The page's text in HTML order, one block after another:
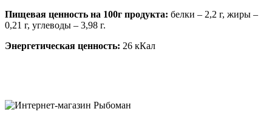
Пищевая ценность на 100г продукта: белки – 2,2 г, жиры –
0,21 г, углеводы – 3,98 г.
Энергетическая ценность: 26 кКал